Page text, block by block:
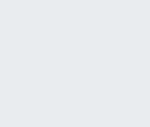
ve Fikstür